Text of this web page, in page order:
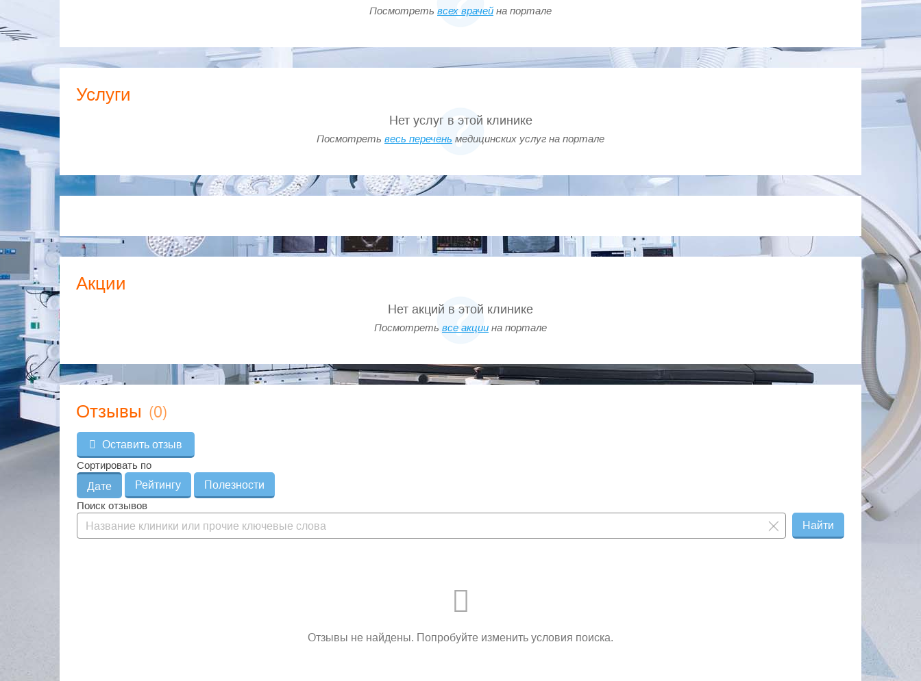
Посмотреть всех врачей на портале
Услуги
Нет услуг в этой клинике
Посмотреть весь перечень медицинских услуг на портале
Акции
Нет акций в этой клинике
Посмотреть все акции на портале
Отзывы (0)
Оставить отзыв
Сортировать по
Дате
Рейтингу
Полезности
Поиск отзывов
Найти
Отзывы не найдены. Попробуйте изменить условия поиска.